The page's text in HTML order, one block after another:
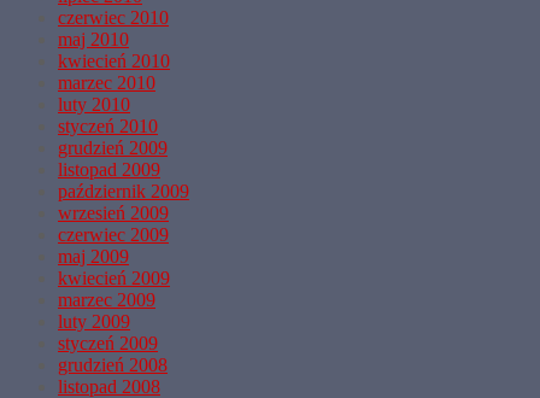
czerwiec 2010
maj 2010
kwiecień 2010
marzec 2010
luty 2010
styczeń 2010
grudzień 2009
listopad 2009
październik 2009
wrzesień 2009
czerwiec 2009
maj 2009
kwiecień 2009
marzec 2009
luty 2009
styczeń 2009
grudzień 2008
listopad 2008